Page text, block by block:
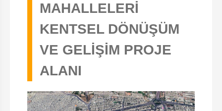
MAHALLELERİ
KENTSEL DÖNÜŞÜM
VE GELİŞİM PROJE
ALANI